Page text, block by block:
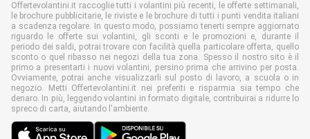
Offertevolantini.it raccoglie tutti i volantini più recenti, le offerte settimanali,
le brochure pubblicitarie, le riviste e le brochure di tutti i punti vendita italiani
a scadenza regolare. In questo modo, possiamo tenerti sempre aggiornato
riguardo le offerte sui volantini, gli sconti e le promozioni e, durante il
periodo dei saldi, potrai trovare con facilità quella particolare offerta, quello
sconto o quel ribasso nei negozi della tua zona. Spesso il nostro sito è il
primo a presentarti i nuovi volantini, persino prima che arrivino per posta.
Ovviamente, potrai anche visualizzarli sul posto di lavoro, a scuola o in
negozio. Metti Offertevolantini.it nei preferiti e risparmia sia tempo che
denaro. In più, leggendo volantini in formato digitale, contribuirai a ridurre lo
spreco di carta, aiutando l'ambiente.